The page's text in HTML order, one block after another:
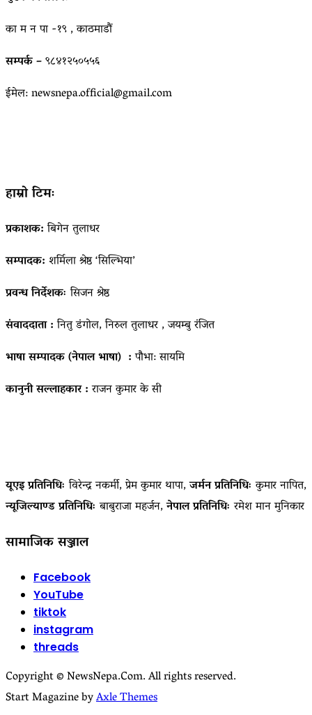
का म न पा -१९ , काठमाडौं
सम्पर्क –९८४१२५०५५६
ईमेल: newsnepa.official@gmail.com
हाम्रो टिमः
प्रकाशक:बिगेन तुलाधर
सम्पादक: शर्मिला श्रेष्ठ ‘सिल्भिया’
प्रवन्ध निर्देशकःसिजन श्रेष्ठ
संवाददाता :नितु डंगोल, निरुल तुलाधर , जयम्बु रंजित
भाषा सम्पादक (नेपाल भाषा) :पौभा: सायमि
कानुनी सल्लाहकार :राजन कुमार के सी
यूएइ प्रतिनिधिः विरेन्द्र नकर्मी, प्रेम कुमार थापा,जर्मन प्रतिनिधिः कुमार नापित,
न्यूजिल्याण्ड प्रतिनिधिः बाबुराजा महर्जन,नेपाल प्रतिनिधिः रमेश मान मुनिकार
सामाजिक सञ्जाल
Facebook
YouTube
tiktok
instagram
threads
Copyright © NewsNepa.Com. All rights reserved.
Start Magazine byAxle Themes